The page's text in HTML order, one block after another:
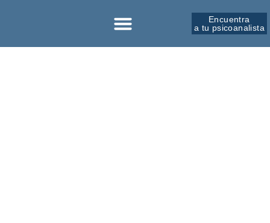
Encuentra
a tu psicoanalista